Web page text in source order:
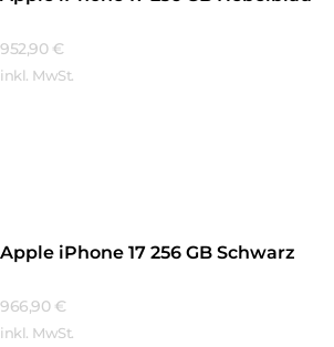
952,90 €
inkl. MwSt.
Apple iPhone 17 256 GB Schwarz
966,90 €
inkl. MwSt.